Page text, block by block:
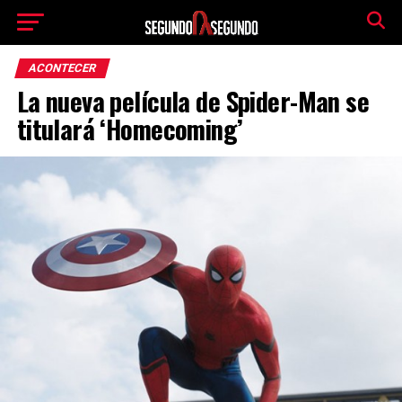
ACONTECER
La nueva película de Spider-Man se
titulará ‘Homecoming’